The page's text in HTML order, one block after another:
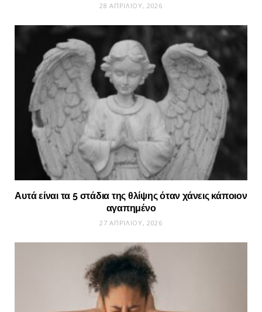
28 ΑΠΡΙΛΊΟΥ, 2026
Αυτά είναι τα 5 στάδια της θλίψης όταν χάνεις κάποιον
αγαπημένο
27 ΑΠΡΙΛΊΟΥ, 2026